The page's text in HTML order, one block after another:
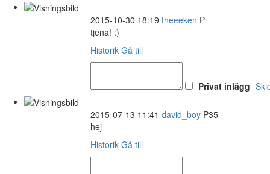
2015-10-30 18:19 theeeken P
tjena! :)
Historik Gå till
Privat inlägg
2015-07-13 11:41 david_boy P35
hej
Historik Gå till